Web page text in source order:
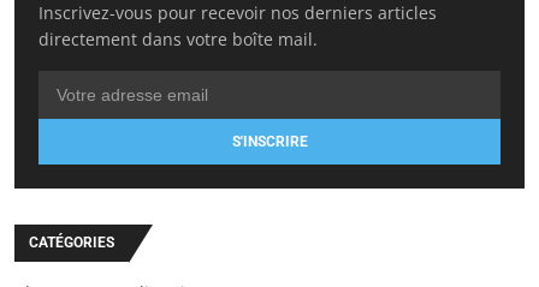
Inscrivez-vous pour recevoir nos derniers articles
directement dans votre boîte mail.
S'INSCRIRE
CATÉGORIES